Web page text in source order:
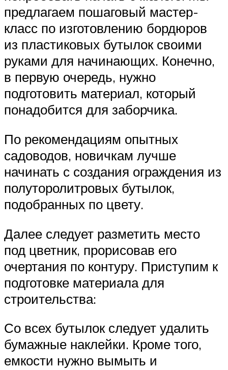
предлагаем пошаговый мастер-
класс по изготовлению бордюров
из пластиковых бутылок своими
руками для начинающих. Конечно,
в первую очередь, нужно
подготовить материал, который
понадобится для заборчика.
По рекомендациям опытных
садоводов, новичкам лучше
начинать с создания ограждения из
полуторолитровых бутылок,
подобранных по цвету.
Далее следует разметить место
под цветник, прорисовав его
очертания по контуру. Приступим к
подготовке материала для
строительства:
Со всех бутылок следует удалить
бумажные наклейки. Кроме того,
емкости нужно вымыть и